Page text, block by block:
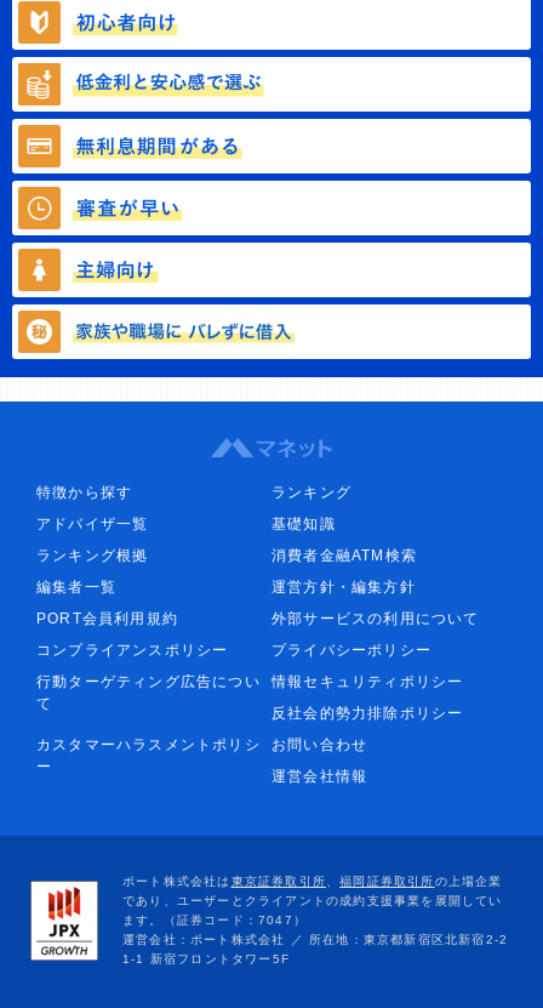
特徴から探す
ランキング
アドバイザ一覧
基礎知識
ランキング根拠
消費者金融ATM検索
編集者一覧
運営方針・編集方針
PORT会員利用規約
外部サービスの利用について
コンプライアンスポリシー
プライバシーポリシー
行動ターゲティング広告につい
て
情報セキュリティポリシー
反社会的勢力排除ポリシー
カスタマーハラスメントポリシ
ー
お問い合わせ
運営会社情報